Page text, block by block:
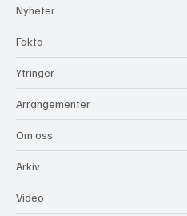
Nyheter
Fakta
Ytringer
Arrangementer
Om oss
Arkiv
Video